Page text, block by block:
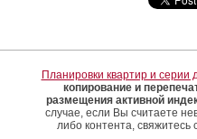
Планировки квартир и серии
копирование и
размещения активной
случае, если Вы считаете
либо контента, свяжитесь